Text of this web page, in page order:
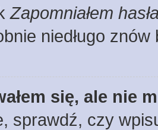
Zapomniałem
niedługo
się, ale nie
sprawdź, czy